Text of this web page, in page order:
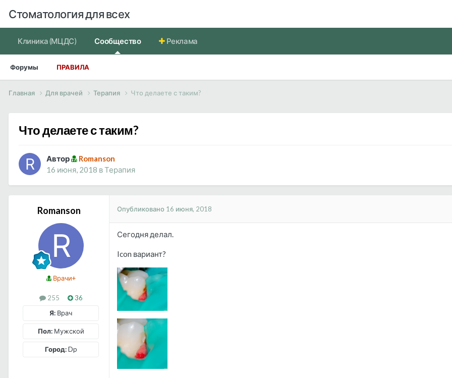
Стоматология для всех
Клиника (МЦДС) Сообщество
Форумы ПРАВИЛА
Реклама
Главная Для врачей Терапия Что делаете с таким?
Что делаете с таким?
Автор
Romanson
16 июня, 2018 вТерапия
Romanson
Врачи+
255
36
Я: Врач
Пол:Мужской
Город:Dp
Опубликовано 16 июня, 2018
Сегодня делал.
Icon вариант?